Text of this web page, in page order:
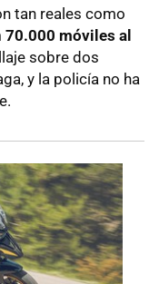
tan reales como
70.000 móviles al
sobre dos
y la policía no ha